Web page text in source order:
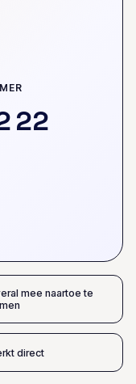
22
mee naartoe te
direct